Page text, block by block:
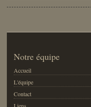
Notre équipe
Accueil
L'équipe
Contact